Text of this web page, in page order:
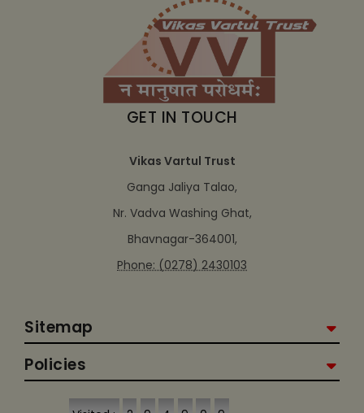
GET IN TOUCH
Vikas Vartul Trust
Ganga Jaliya Talao,
Nr. Vadva Washing Ghat,
Bhavnagar-364001,
Phone: (0278) 2430103
Sitemap
Policies